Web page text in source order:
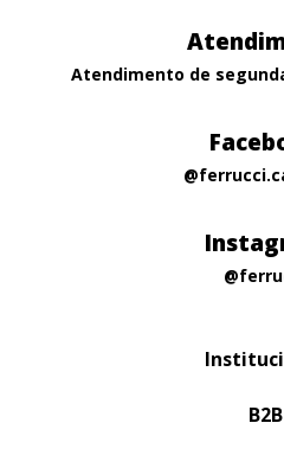
Atendimento de
B2B